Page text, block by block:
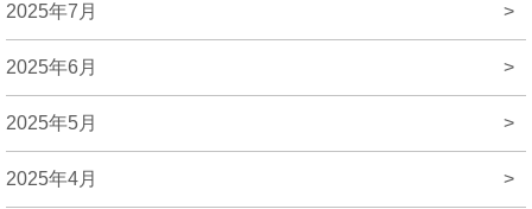
2025年7月 >
2025年6月 >
2025年5月 >
2025年4月 >